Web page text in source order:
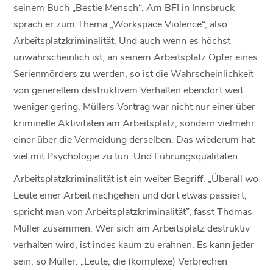
seinem Buch „Bestie Mensch“. Am BFI in Innsbruck
sprach er zum Thema „Workspace Violence“, also
Arbeitsplatzkriminalität. Und auch wenn es höchst
unwahrscheinlich ist, an seinem Arbeitsplatz Opfer eines
Serienmörders zu werden, so ist die Wahrscheinlichkeit
von generellem destruktivem Verhalten ebendort weit
weniger gering. Müllers Vortrag war nicht nur einer über
kriminelle Aktivitäten am Arbeitsplatz, sondern vielmehr
einer über die Vermeidung derselben. Das wiederum hat
viel mit Psychologie zu tun. Und Führungsqualitäten.
Arbeitsplatzkriminalität ist ein weiter Begriff. „Überall wo
Leute einer Arbeit nachgehen und dort etwas passiert,
spricht man von Arbeitsplatzkriminalität”, fasst Thomas
Müller zusammen. Wer sich am Arbeitsplatz destruktiv
verhalten wird, ist indes kaum zu erahnen. Es kann jeder
sein, so Müller: „Leute, die (komplexe) Verbrechen